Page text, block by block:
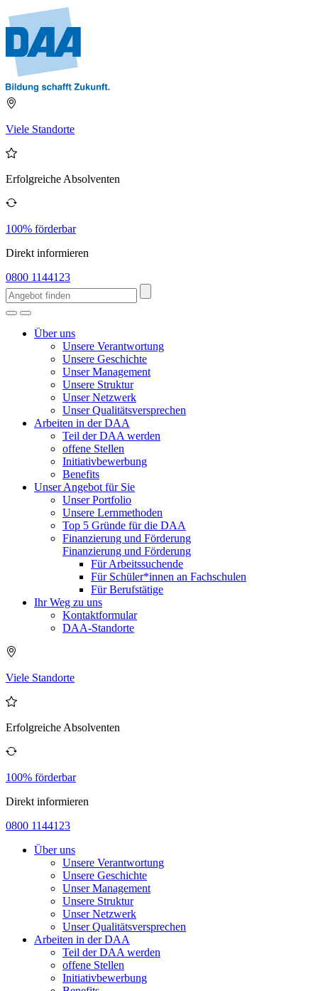
Viele Standorte
Erfolgreiche Absolventen
100% förderbar
Direkt informieren
0800 1144123
Über uns
Unsere Verantwortung
Unsere Geschichte
Unser Management
Unsere Struktur
Unser Netzwerk
Unser Qualitätsversprechen
Arbeiten in der DAA
Teil der DAA werden
offene Stellen
Initiativbewerbung
Benefits
Unser Angebot für Sie
Unser Portfolio
Unsere Lernmethoden
Top 5 Gründe für die DAA
Finanzierung und Förderung
Finanzierung und Förderung
Für Arbeitssuchende
Für Schüler*innen an Fachschulen
Für Berufstätige
Ihr Weg zu uns
Kontaktformular
DAA-Standorte
Viele Standorte
Erfolgreiche Absolventen
100% förderbar
Direkt informieren
0800 1144123
Über uns
Unsere Verantwortung
Unsere Geschichte
Unser Management
Unsere Struktur
Unser Netzwerk
Unser Qualitätsversprechen
Arbeiten in der DAA
Teil der DAA werden
offene Stellen
Initiativbewerbung